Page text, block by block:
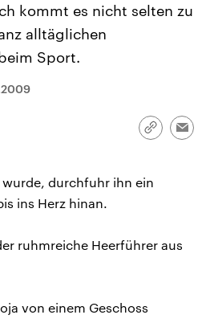
6.
aus
USA
Hintergründe
gehören die Vereinigten
kommt es nicht selten zu
alltäglichen
Sport.
Link
durchfuhr ihn ein
ins Herz hinan.
ruhmreiche Heerführer aus
von einem Geschoss